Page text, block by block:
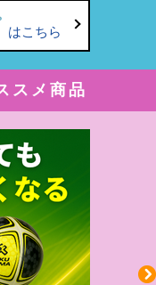
はこちら
スメ商品